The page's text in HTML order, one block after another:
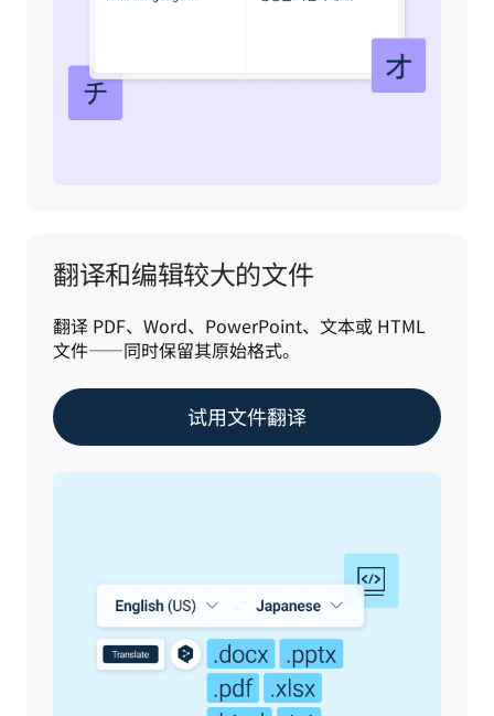
翻译和编辑较大的文件
翻译 PDF、Word、PowerPoint、文本或 HTML
文件——同时保留其原始格式。
试用文件翻译